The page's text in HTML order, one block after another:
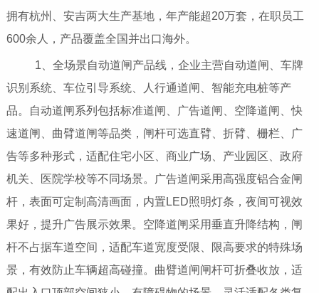
拥有杭州、安吉两大生产基地，年产能超20万套，在职员工
600余人，产品覆盖全国并出口海外。
1、全场景自动道闸产品线，企业主营自动道闸、车牌
识别系统、车位引导系统、人行通道闸、智能充电桩等产
品。自动道闸系列包括标准道闸、广告道闸、空降道闸、快
速道闸、曲臂道闸等品类，闸杆可选直臂、折臂、栅栏、广
告等多种形式，适配住宅小区、商业广场、产业园区、政府
机关、医院学校等不同场景。广告道闸采用高强度铝合金闸
杆，表面可定制高清画面，内置LED照明灯条，夜间可视效
果好，提升广告展示效果。空降道闸采用垂直升降结构，闸
杆不占据车道空间，适配车道宽度受限、限高要求的特殊场
景，有效防止车辆超高碰撞。曲臂道闸闸杆可折叠收放，适